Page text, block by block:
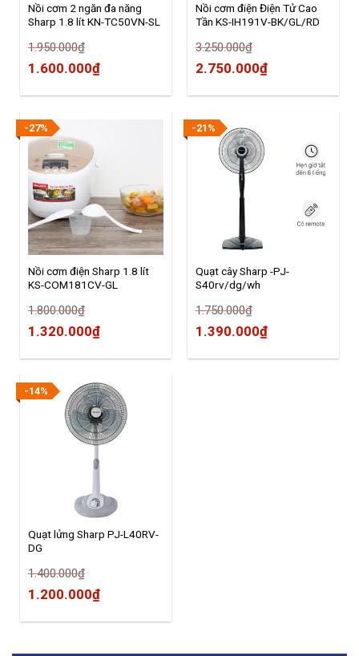
Nồi cơm 2 ngăn đa năng
Sharp 1.8 lít KN-TC50VN-SL
1.950.000₫
1.600.000₫
Nồi cơm điện Điện Tử Cao
Tần KS-IH191V-BK/GL/RD
3.250.000₫
2.750.000₫
-27%
Nồi cơm điện Sharp 1.8 lít
KS-COM181CV-GL
1.800.000₫
1.320.000₫
-21%
Quạt cây Sharp -PJ-
S40rv/dg/wh
1.750.000₫
1.390.000₫
-14%
Quạt lửng Sharp PJ-L40RV-
DG
1.400.000₫
1.200.000₫